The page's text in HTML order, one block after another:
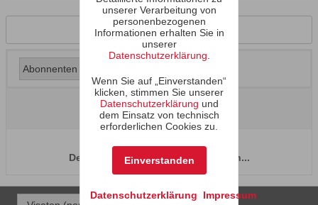
Zurück zum Profil
Der Benutzer hat keine Abonnenten...
unserer Verarbeitung von
personenbezogenen
Informationen erhalten Sie in
unserer
Datenschutzerklärung
Wenn Sie auf „Einverstanden“
klicken, stimmen Sie unserer
Datenschutzerklärung und
dem Einsatz von technisch
erforderlichen Cookies zu.
Datenschutzerklärung Impressum
Einverstanden